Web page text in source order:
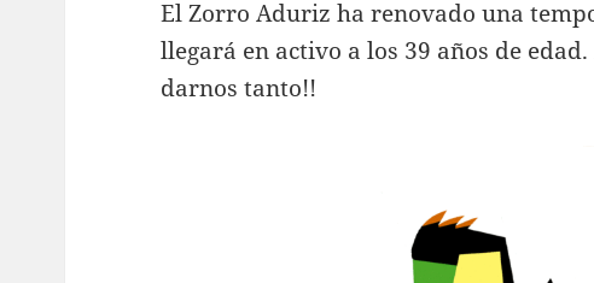
El Zorro Aduriz ha renovado una
llegará en activo a los 39 años de
darnos tanto!!